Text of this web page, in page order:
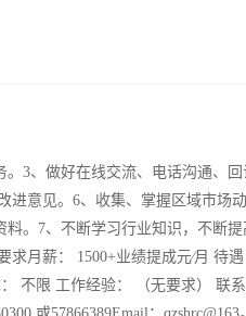
3、做好在线交流、电话沟通、回
意见。6、收集、掌握区域市场动
。7、不断学习行业知识，不断
月薪： 1500+业绩提成元∕月 待遇
不限 工作经验： （无要求） 联